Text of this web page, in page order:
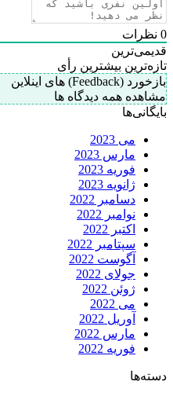
0 نظرات
قدیمی‌ترین
تازه‌ترین بیشترین رأی
بازخورد (Feedback) های اینلاین
مشاهده همه دیدگاه ها
بایگانی‌ها
می 2023
مارس 2023
فوریه 2023
ژانویه 2023
دسامبر 2022
نوامبر 2022
اکتبر 2022
سپتامبر 2022
آگوست 2022
جولای 2022
ژوئن 2022
می 2022
آوریل 2022
مارس 2022
فوریه 2022
دسته‌ها